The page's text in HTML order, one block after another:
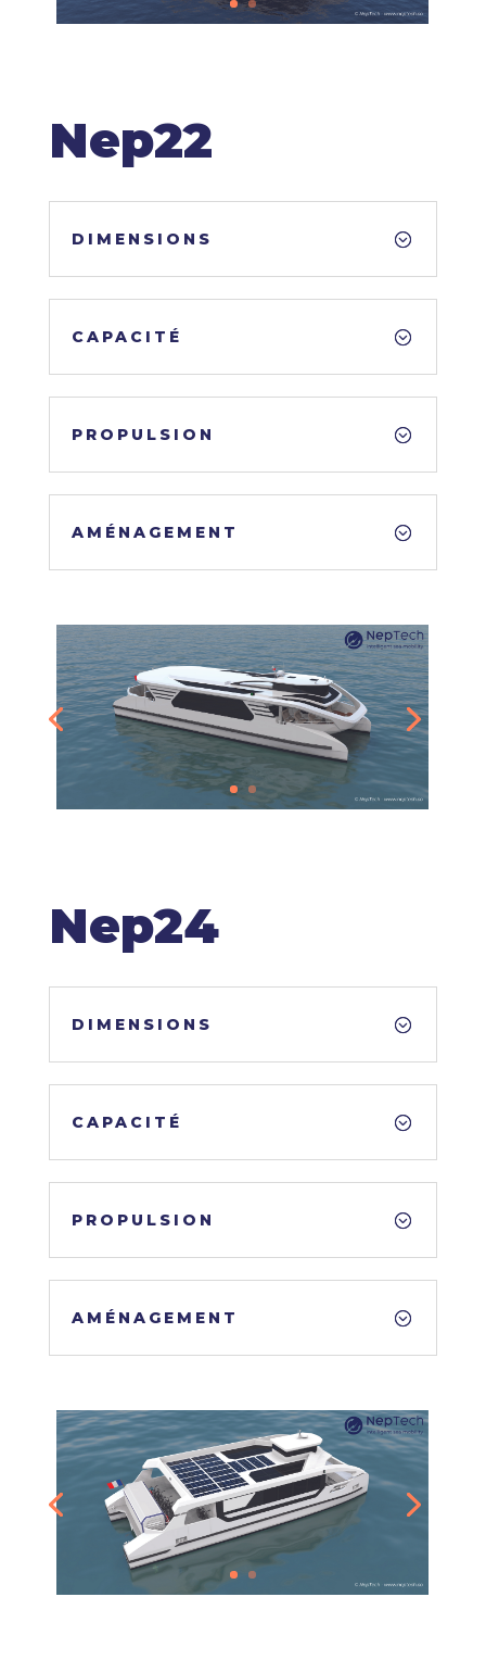
Nep22
DIMENSIONS
CAPACITÉ
PROPULSION
AMÉNAGEMENT
Nep24
DIMENSIONS
CAPACITÉ
PROPULSION
AMÉNAGEMENT